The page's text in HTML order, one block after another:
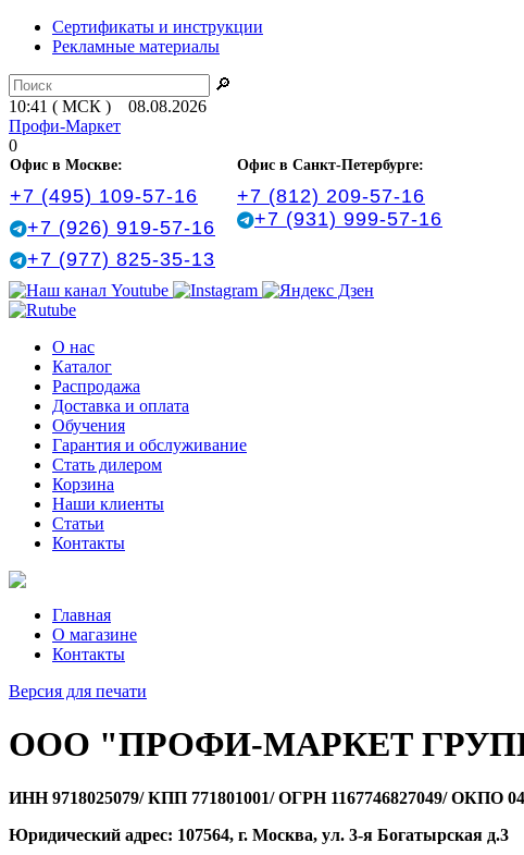
Сертификаты и инструкции
Рекламные материалы
🔎
10:41 ( МСК ) 08.08.2026
Профи-Маркет
0
Офис в Москве:
+7 (495) 109-57-16
+7 (926) 919-57-16
+7 (977) 825-35-13
Офис в Санкт‑Петербурге:
+7 (812) 209-57-16
+7 (931) 999-57-16
О нас
Каталог
Распродажа
Доставка и оплата
Обучения
Гарантия и обслуживание
Стать дилером
Корзина
Наши клиенты
Статьи
Контакты
Главная
О магазине
Контакты
Версия для печати
ООО "ПРОФИ-МАРКЕТ
ИНН 9718025079/ КПП 771801001/ ОГРН 1167746827049/ ОКПО
Юридический адрес: 107564, г. Москва, ул. 3-я Богатырская д.3